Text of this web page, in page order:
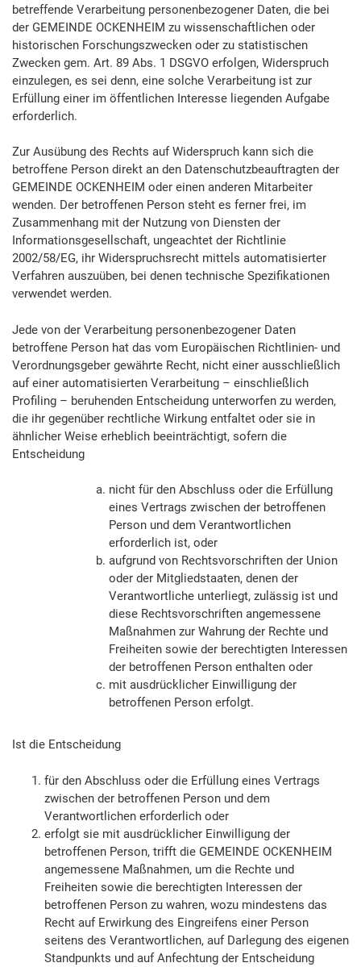
betreffende Verarbeitung personenbezogener Daten, die bei
der GEMEINDE OCKENHEIM zu wissenschaftlichen oder
historischen Forschungszwecken oder zu statistischen
Zwecken gem. Art. 89 Abs. 1 DSGVO erfolgen, Widerspruch
einzulegen, es sei denn, eine solche Verarbeitung ist zur
Erfüllung einer im öffentlichen Interesse liegenden Aufgabe
erforderlich.
Zur Ausübung des Rechts auf Widerspruch kann sich die
betroffene Person direkt an den Datenschutzbeauftragten der
GEMEINDE OCKENHEIM oder einen anderen Mitarbeiter
wenden. Der betroffenen Person steht es ferner frei, im
Zusammenhang mit der Nutzung von Diensten der
Informationsgesellschaft, ungeachtet der Richtlinie
2002/58/EG, ihr Widerspruchsrecht mittels automatisierter
Verfahren auszuüben, bei denen technische Spezifikationen
verwendet werden.
Jede von der Verarbeitung personenbezogener Daten
betroffene Person hat das vom Europäischen Richtlinien- und
Verordnungsgeber gewährte Recht, nicht einer ausschließlich
auf einer automatisierten Verarbeitung – einschließlich
Profiling – beruhenden Entscheidung unterworfen zu werden,
die ihr gegenüber rechtliche Wirkung entfaltet oder sie in
ähnlicher Weise erheblich beeinträchtigt, sofern die
Entscheidung
nicht für den Abschluss oder die Erfüllung
eines Vertrags zwischen der betroffenen
Person und dem Verantwortlichen
erforderlich ist, oder
aufgrund von Rechtsvorschriften der Union
oder der Mitgliedstaaten, denen der
Verantwortliche unterliegt, zulässig ist und
diese Rechtsvorschriften angemessene
Maßnahmen zur Wahrung der Rechte und
Freiheiten sowie der berechtigten Interessen
der betroffenen Person enthalten oder
mit ausdrücklicher Einwilligung der
betroffenen Person erfolgt.
Ist die Entscheidung
für den Abschluss oder die Erfüllung eines Vertrags
zwischen der betroffenen Person und dem
Verantwortlichen erforderlich oder
erfolgt sie mit ausdrücklicher Einwilligung der
betroffenen Person, trifft die GEMEINDE OCKENHEIM
angemessene Maßnahmen, um die Rechte und
Freiheiten sowie die berechtigten Interessen der
betroffenen Person zu wahren, wozu mindestens das
Recht auf Erwirkung des Eingreifens einer Person
seitens des Verantwortlichen, auf Darlegung des eigenen
Standpunkts und auf Anfechtung der Entscheidung